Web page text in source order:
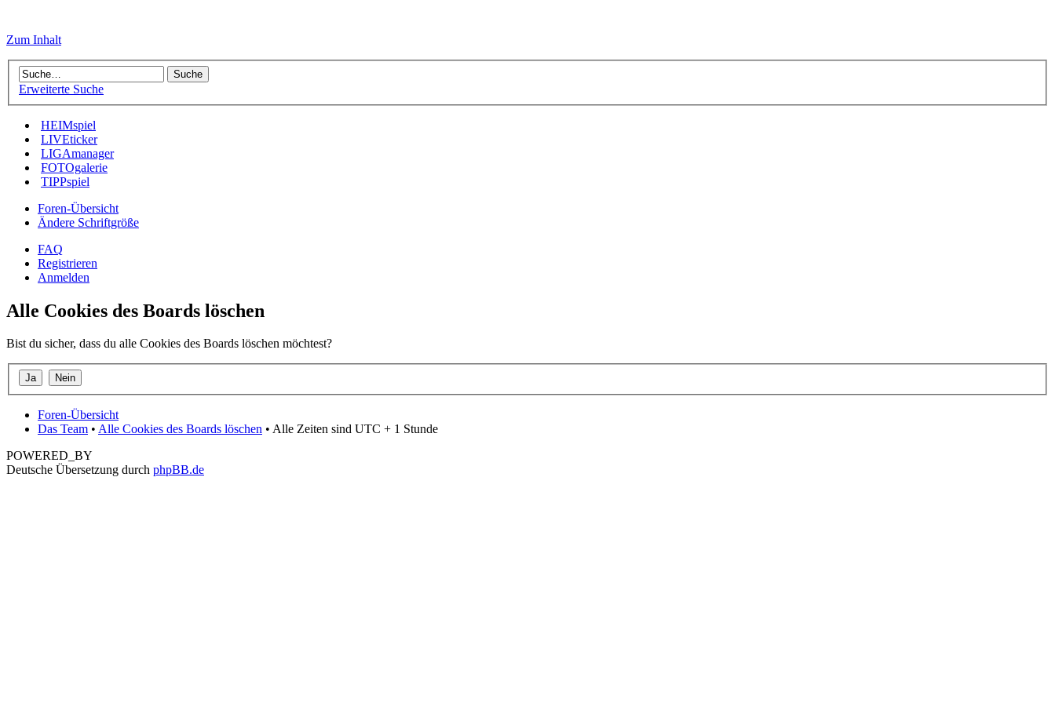
Zum Inhalt
Erweiterte Suche
HEIMspiel
LIVEticker
LIGAmanager
FOTOgalerie
TIPPspiel
Foren-Übersicht
Ändere Schriftgröße
FAQ
Registrieren
Anmelden
Alle Cookies des Boards löschen
Bist du sicher, dass du alle Cookies des Boards löschen möchtest?
Foren-Übersicht
Das Team • Alle Cookies des Boards löschen • Alle Zeiten sind UTC + 1 Stunde
POWERED_BY
Deutsche Übersetzung durch phpBB.de